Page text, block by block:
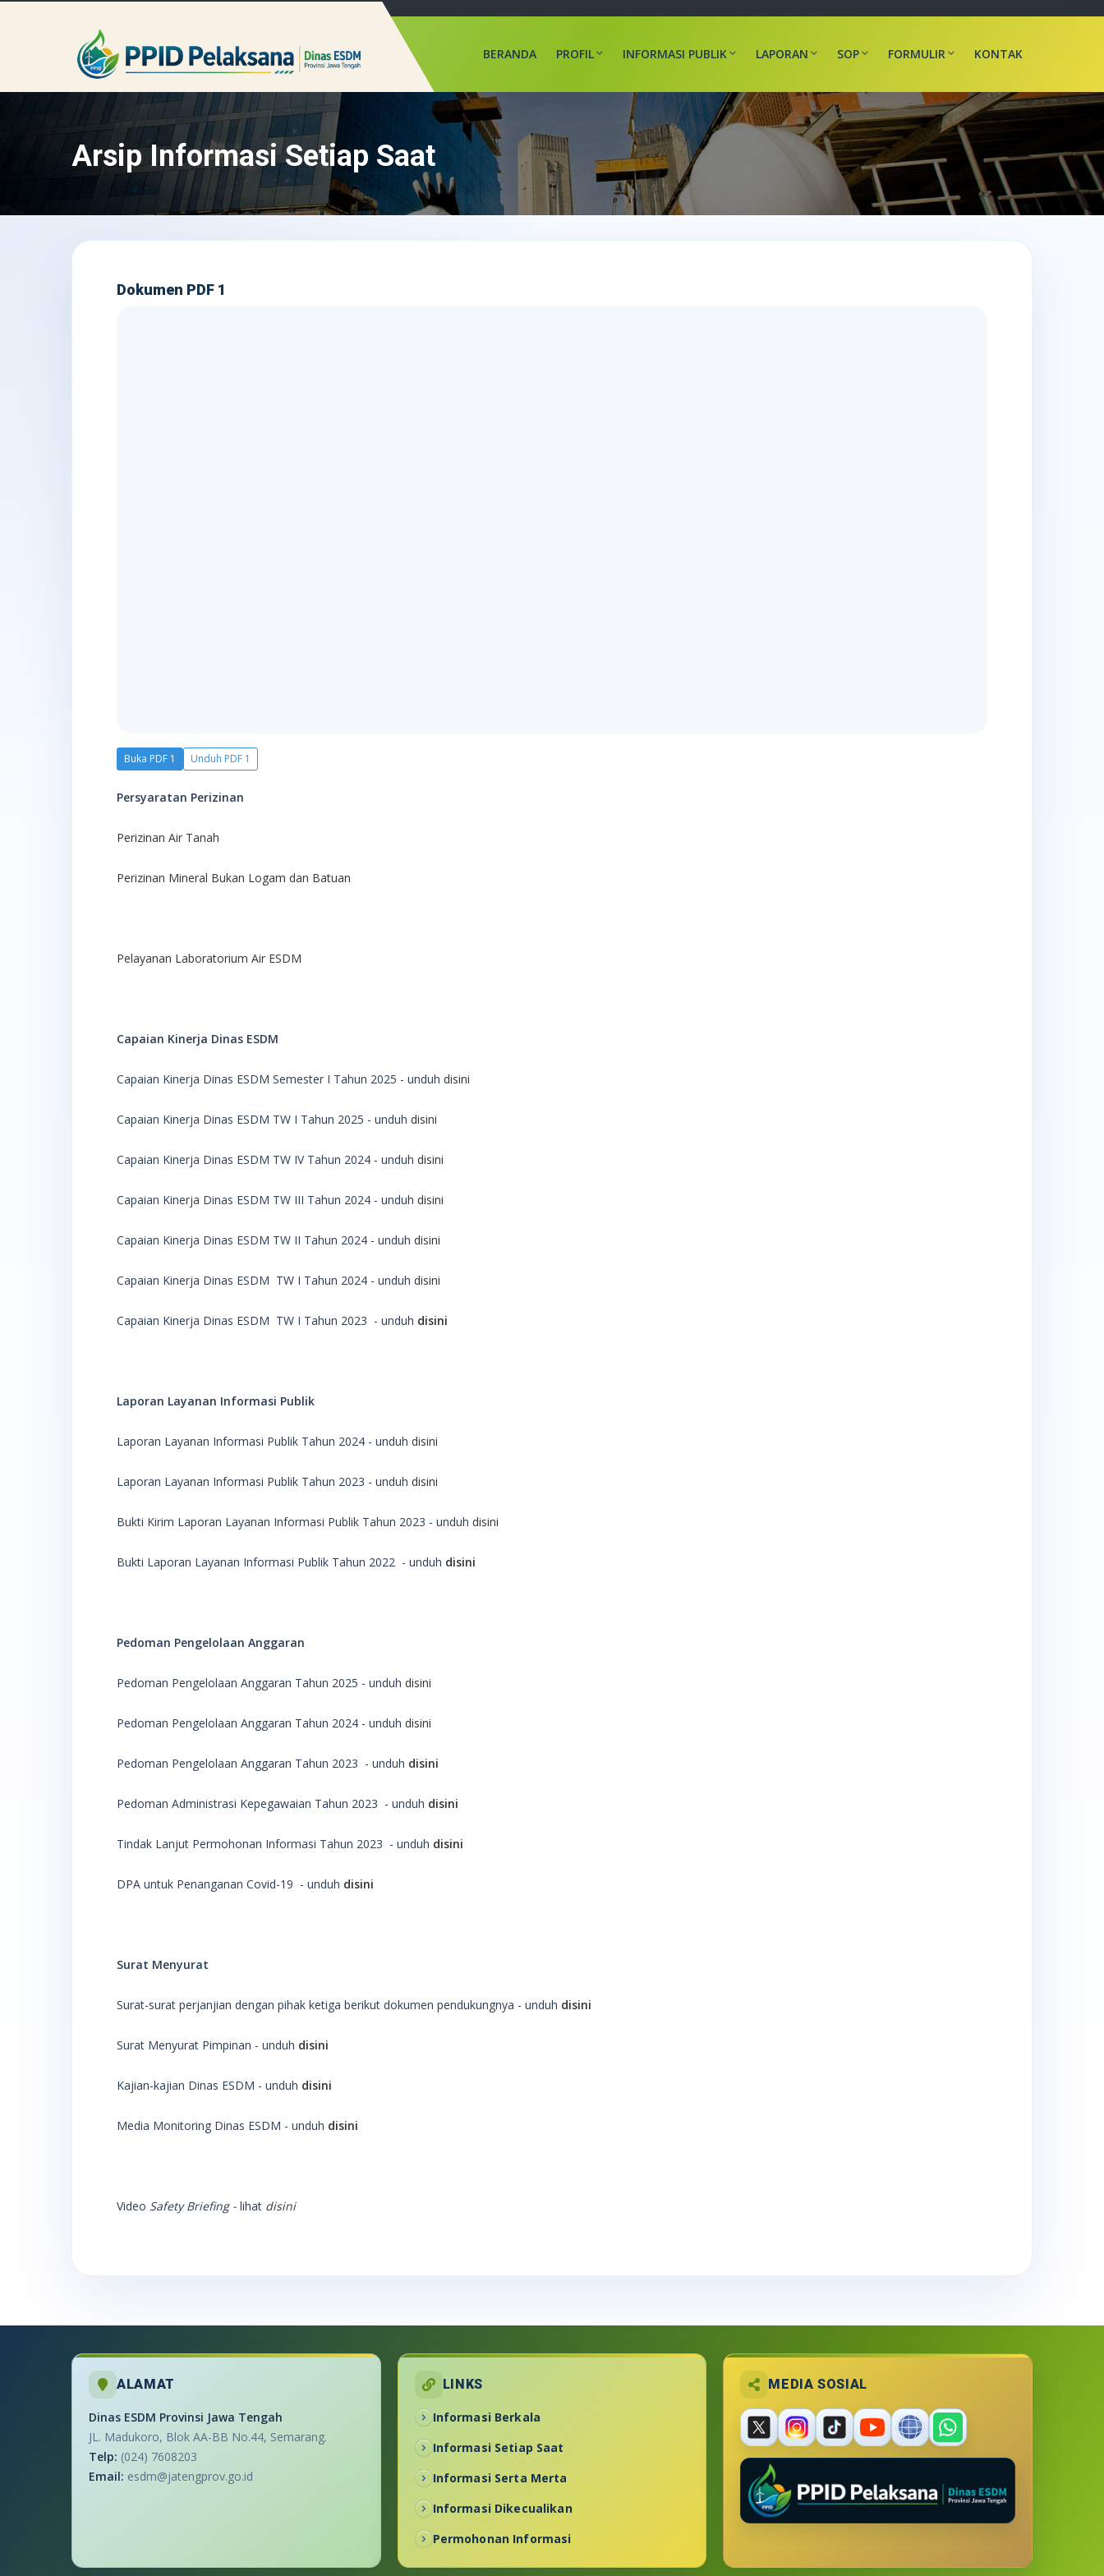
BERANDA PROFIL INFORMASI PUBLIK LAPORAN SOP FORMULIR KONTAK
Arsip Informasi Setiap Saat
Dokumen PDF 1
Buka PDF 1 Unduh PDF 1
Persyaratan Perizinan
Perizinan Air Tanah
Perizinan Mineral Bukan Logam dan Batuan
Pelayanan Laboratorium Air ESDM
Capaian Kinerja Dinas ESDM
Capaian Kinerja Dinas ESDM Semester I Tahun 2025 - unduh disini
Capaian Kinerja Dinas ESDM TW I Tahun 2025 - unduh disini
Capaian Kinerja Dinas ESDM TW IV Tahun 2024 - unduh disini
Capaian Kinerja Dinas ESDM TW III Tahun 2024 - unduh disini
Capaian Kinerja Dinas ESDM TW II Tahun 2024 - unduh disini
Capaian Kinerja Dinas ESDM TW I Tahun 2024 - unduh disini
Capaian Kinerja Dinas ESDM TW I Tahun 2023 - unduh disini
Laporan Layanan Informasi Publik
Laporan Layanan Informasi Publik Tahun 2024 - unduh disini
Laporan Layanan Informasi Publik Tahun 2023 - unduh disini
Bukti Kirim Laporan Layanan Informasi Publik Tahun 2023 - unduh disini
Bukti Laporan Layanan Informasi Publik Tahun 2022 - unduh disini
Pedoman Pengelolaan Anggaran
Pedoman Pengelolaan Anggaran Tahun 2025 - unduh disini
Pedoman Pengelolaan Anggaran Tahun 2024 - unduh disini
Pedoman Pengelolaan Anggaran Tahun 2023 - unduh disini
Pedoman Administrasi Kepegawaian Tahun 2023 - unduh disini
Tindak Lanjut Permohonan Informasi Tahun 2023 - unduh disini
DPA untuk Penanganan Covid-19 - unduh disini
Surat Menyurat
Surat-surat perjanjian dengan pihak ketiga berikut dokumen pendukungnya - unduh disini
Surat Menyurat Pimpinan - unduh disini
Kajian-kajian Dinas ESDM - unduh disini
Media Monitoring Dinas ESDM - unduh disini
Video Safety Briefing - lihat disini
ALAMAT
Dinas ESDM Provinsi Jawa Tengah
JL. Madukoro, Blok AA-BB No.44, Semarang.
Telp: (024) 7608203
Email: esdm@jatengprov.go.id
LINKS
Informasi Berkala
Informasi Setiap Saat
Informasi Serta Merta
Informasi Dikecualikan
Permohonan Informasi
MEDIA SOSIAL